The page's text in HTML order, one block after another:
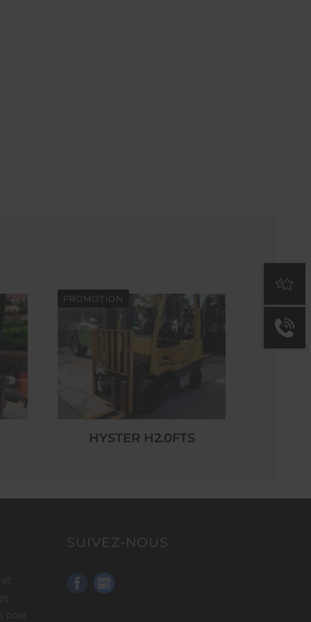
PROMOTION
HYSTER H2.0FTS
SUIVEZ-NOUS